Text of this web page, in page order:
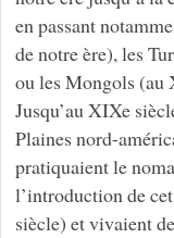
en passant
de notre ère), les
ou les Mongols (au
Jusqu’au XIXe
Plaines nord-
pratiquaient le
l’introduction de
siècle) et vivaient